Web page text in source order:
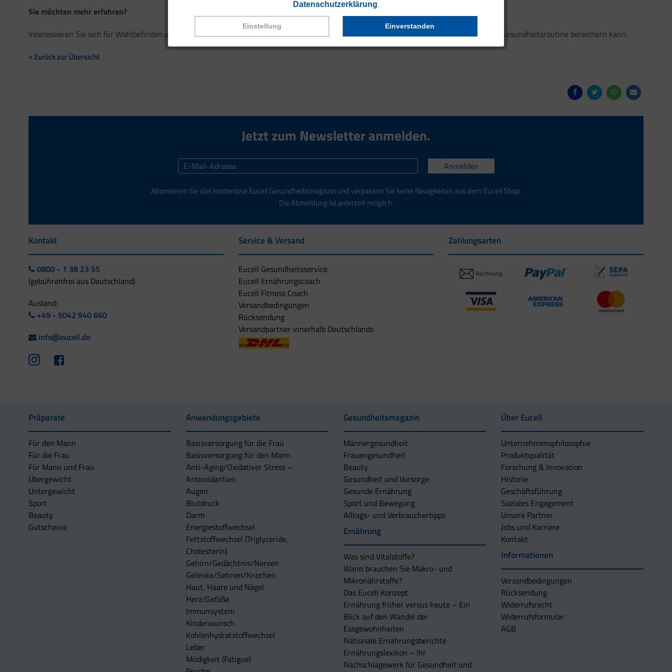
Datenschutzerklärung.
Einstellung Einverstanden
Sie möchten mehr erfahren?
Interessieren Sie sich für Wohlbefinden und Lebergesundheit? Lesen Sie>> hierweiter, um eine besondere Empfehlung zu finden, die Ihre Gesundheitsroutine bereichern kann.
< Zurück zur Übersicht
Jetzt zum Newsletter anmelden.
Anmelden
Abonnieren Sie das kostenlose Eucell Gesundheitsmagazin und verpassen Sie keine Neuigkeiten aus dem Eucell Shop.
Die Abmeldung ist jederzeit möglich.
Kontakt
0800 - 1 38 23 55
(gebührenfrei aus Deutschland)
Ausland:
+49 - 5042 940 660
info@eucell.de
Service & Versand
Eucell Gesundheitsservice
Eucell Ernährungscoach
Eucell Fitness Coach
Versandbedingungen
Rücksendung
Versandpartner innerhalb Deutschlands
Zahlungsarten
Präparate
Für den Mann
Für die Frau
Für Mann und Frau
Übergewicht
Untergewicht
Sport
Beauty
Gutscheine
Anwendungsgebiete
Basisversorgung für die Frau
Basisversorgung für den Mann
Anti-Aging/Oxidativer Stress –
Antioxidantien
Augen
Blutdruck
Darm
Energiestoffwechsel
Fettstoffwechsel (Triglyceride,
Cholesterin)
Gehirn/Gedächtnis/Nerven
Gelenke/Sehnen/Knochen
Haut, Haare und Nägel
Herz/Gefäße
Immunsystem
Kinderwunsch
Kohlenhydratstoffwechsel
Leber
Müdigkeit (Fatigue)
Gesundheitsmagazin
Männergesundheit
Frauengesundheit
Beauty
Gesundheit und Vorsorge
Gesunde Ernährung
Sport und Bewegung
Alltags- und Verbrauchertipps
Ernährung
Was sind Vitalstoffe?
Wann brauchen Sie Makro- und
Mikronährstoffe?
Das Eucell Konzept
Ernährung früher versus heute – Ein
Blick auf den Wandel der
Essgewohnheiten
Nationale Ernährungsberichte
Ernährungslexikon – Ihr
Nachschlagewerk für Gesundheit und
Über Eucell
Unternehmens­philosophie
Produktqualität
Forschung & Innovation
Historie
Geschäftsführung
Soziales Engagement
Unsere Partner
Jobs und Karriere
Kontakt
Informationen
Versandbedingungen
Rücksendung
Widerrufsrecht
Widerrufsformular
AGB